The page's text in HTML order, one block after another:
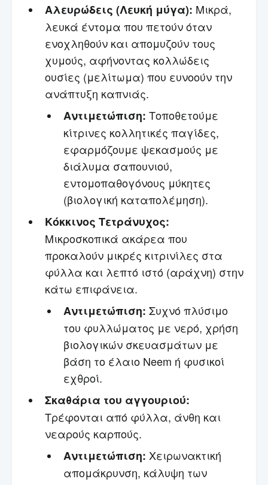
Αλευρώδεις (Λευκή μύγα): Μικρά,
λευκά έντομα που πετούν όταν
ενοχληθούν και απομυζούν τους
χυμούς, αφήνοντας κολλώδεις
ουσίες (μελίτωμα) που ευνοούν την
ανάπτυξη καπνιάς.
Αντιμετώπιση: Τοποθετούμε
κίτρινες κολλητικές παγίδες,
εφαρμόζουμε ψεκασμούς με
διάλυμα σαπουνιού,
εντομοπαθογόνους μύκητες
(βιολογική καταπολέμηση).
Κόκκινος Τετράνυχος:
Μικροσκοπικά ακάρεα που
προκαλούν μικρές κιτρινίλες στα
φύλλα και λεπτό ιστό (αράχνη) στην
κάτω επιφάνεια.
Αντιμετώπιση: Συχνό πλύσιμο
του φυλλώματος με νερό, χρήση
βιολογικών σκευασμάτων με
βάση το έλαιο Neem ή φυσικοί
εχθροί.
Σκαθάρια του αγγουριού:
Τρέφονται από φύλλα, άνθη και
νεαρούς καρπούς.
Αντιμετώπιση: Χειρωνακτική
απομάκρυνση, κάλυψη των